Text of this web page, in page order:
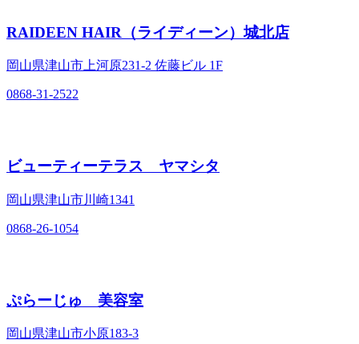
RAIDEEN HAIR（ライディーン）城北店
岡山県津山市上河原231‐2 佐藤ビル 1F
0868-31-2522
ビューティーテラス ヤマシタ
岡山県津山市川崎1341
0868-26-1054
ぷらーじゅ 美容室
岡山県津山市小原183‐3